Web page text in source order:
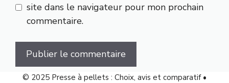
site dans le navigateur pour mon prochain
commentaire.
© 2025 Presse à pellets : Choix, avis et comparatif •